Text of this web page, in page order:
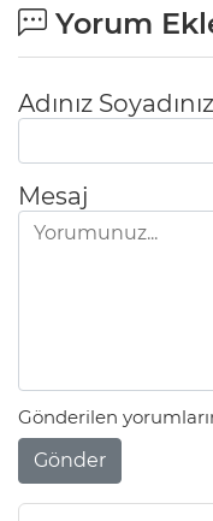
Yorum
Adınız Soyadınız
Mesaj
Gönderilen
Gönder